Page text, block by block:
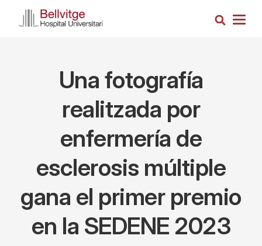
Busca
Una fotografía
realitzada por
enfermería de
esclerosis múltiple
gana el primer premio
en la SEDENE 2023